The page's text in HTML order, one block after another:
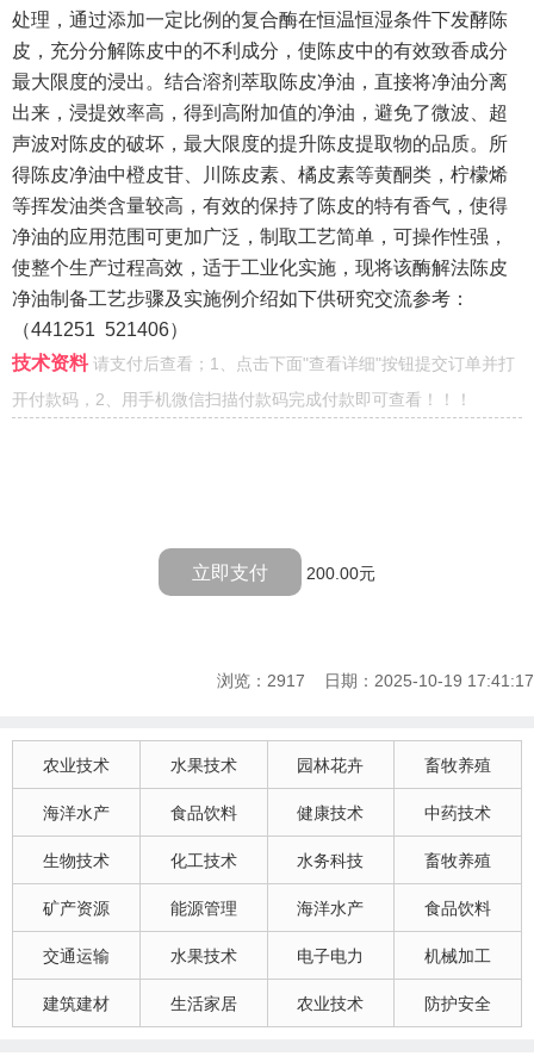
处理，通过添加一定比例的复合酶在恒温恒湿条件下发酵陈
皮，充分分解陈皮中的不利成分，使陈皮中的有效致香成分
最大限度的浸出。结合溶剂萃取陈皮净油，直接将净油分离
出来，浸提效率高，得到高附加值的净油，避免了微波、超
声波对陈皮的破坏，最大限度的提升陈皮提取物的品质。所
得陈皮净油中橙皮苷、川陈皮素、橘皮素等黄酮类，柠檬烯
等挥发油类含量较高，有效的保持了陈皮的特有香气，使得
净油的应用范围可更加广泛，制取工艺简单，可操作性强，
使整个生产过程高效，适于工业化实施，现将该酶解法陈皮
净油制备工艺步骤及实施例介绍如下供研究交流参考：
（441251 521406）
技术资料请支付后查看；1、点击下面"查看详细"按钮提交订单并打
开付款码，2、用手机微信扫描付款码完成付款即可查看！！！
立即支付 200.00元
浏览：2917 日期：2025-10-19 17:41:17
农业技术 水果技术 园林花卉 畜牧养殖
海洋水产 食品饮料 健康技术 中药技术
生物技术 化工技术 水务科技 畜牧养殖
矿产资源 能源管理 海洋水产 食品饮料
交通运输 水果技术 电子电力 机械加工
建筑建材 生活家居 农业技术 防护安全